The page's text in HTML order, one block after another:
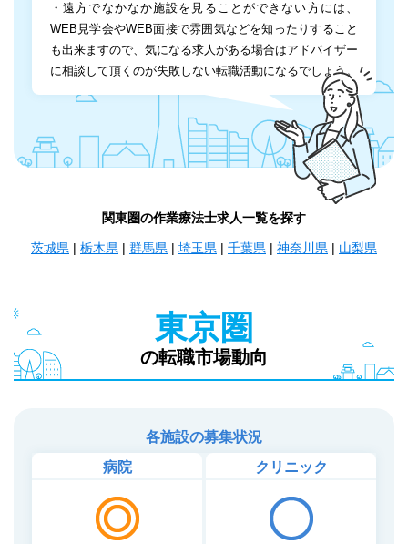
・遠方でなかなか施設を見ることができない方には、
WEB見学会やWEB面接で雰囲気などを知ったりすること
も出来ますので、気になる求人がある場合はアドバイザー
に相談して頂くのが失敗しない転職活動になるでしょう。
関東圏の作業療法士求人一覧を探す
茨城県 | 栃木県 | 群馬県 | 埼玉県 | 千葉県 | 神奈川県 | 山梨県
東京圏
の転職市場動向
各施設の募集状況
病院
クリニック